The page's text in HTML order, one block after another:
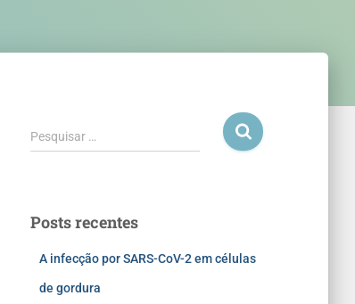
Pesquisar …
Posts recentes
A infecção por SARS-CoV-2 em células
de gordura